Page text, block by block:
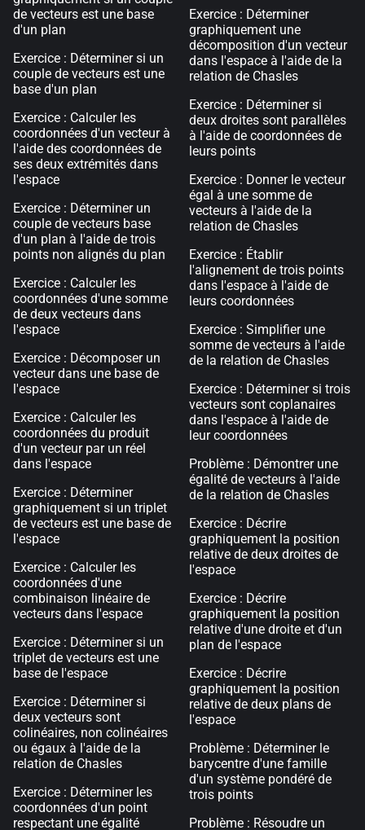
de vecteurs est une base
d'un plan
Exercice : Déterminer si un
couple de vecteurs est une
base d'un plan
Exercice : Calculer les
coordonnées d'un vecteur à
l'aide des coordonnées de
ses deux extrémités dans
l'espace
Exercice : Déterminer un
couple de vecteurs base
d'un plan à l'aide de trois
points non alignés du plan
Exercice : Calculer les
coordonnées d'une somme
de deux vecteurs dans
l'espace
Exercice : Décomposer un
vecteur dans une base de
l'espace
Exercice : Calculer les
coordonnées du produit
d'un vecteur par un réel
dans l'espace
Exercice : Déterminer
graphiquement si un triplet
de vecteurs est une base de
l'espace
Exercice : Calculer les
coordonnées d'une
combinaison linéaire de
vecteurs dans l'espace
Exercice : Déterminer si un
triplet de vecteurs est une
base de l'espace
Exercice : Déterminer si
deux vecteurs sont
colinéaires, non colinéaires
ou égaux à l'aide de la
relation de Chasles
Exercice : Déterminer les
coordonnées d'un point
respectant une égalité
Exercice : Déterminer
graphiquement une
décomposition d'un vecteur
dans l'espace à l'aide de la
relation de Chasles
Exercice : Déterminer si
deux droites sont parallèles
à l'aide de coordonnées de
leurs points
Exercice : Donner le vecteur
égal à une somme de
vecteurs à l'aide de la
relation de Chasles
Exercice : Établir
l'alignement de trois points
dans l'espace à l'aide de
leurs coordonnées
Exercice : Simplifier une
somme de vecteurs à l'aide
de la relation de Chasles
Exercice : Déterminer si trois
vecteurs sont coplanaires
dans l'espace à l'aide de
leur coordonnées
Problème : Démontrer une
égalité de vecteurs à l'aide
de la relation de Chasles
Exercice : Décrire
graphiquement la position
relative de deux droites de
l'espace
Exercice : Décrire
graphiquement la position
relative d'une droite et d'un
plan de l'espace
Exercice : Décrire
graphiquement la position
relative de deux plans de
l'espace
Problème : Déterminer le
barycentre d'une famille
d'un système pondéré de
trois points
Problème : Résoudre un